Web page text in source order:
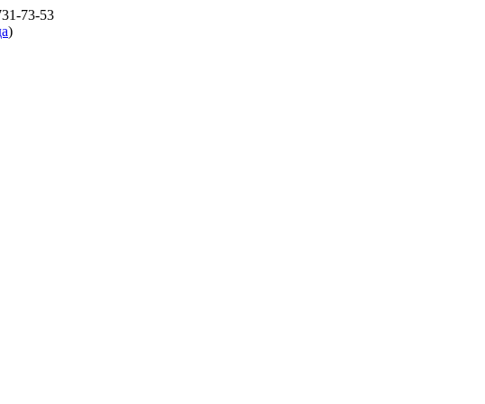
73-53
)